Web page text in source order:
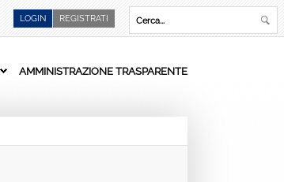
REGISTRATI
LOGIN
AMMINISTRAZIONE TRASPARENTE